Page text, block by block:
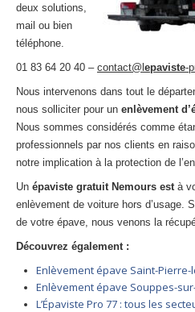
deux solutions,
mail ou bien
téléphone.
01 83 64 20 40 – contact@l epaviste-
Nous intervenons dans tout le
nous solliciter pour un enlèvement
Nous sommes considérés comme
professionnels par nos clients en
notre implication à la protection de
Un épaviste gratuit Nemours est à
enlèvement de voiture hors d’usage.
de votre épave, nous venons la
Découvrez également :
Enlèvement épave Saint-Pierre-
Enlèvement épave Souppes-
L’Épaviste Pro 77 : tous les